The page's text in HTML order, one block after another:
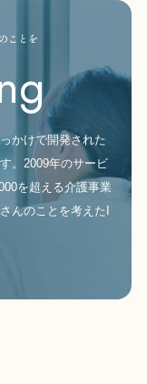
ことを
かけで開発された
。2009年のサービ
を超える介護事業
んのことを考えたI